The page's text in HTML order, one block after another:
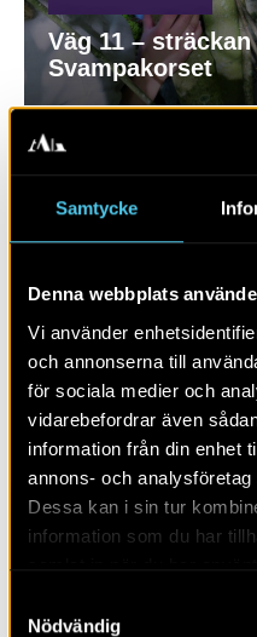
Samtycke
Denna webbplats
Vi använder
och annonserna till
för sociala medier och
vidarebefordrar även
information från din enhet
annons- och
Dessa kan i sin tur
information som du har
Nödvändig
Väg 11 –
Svampakorset
RAPPORT 2019:10
Bytomt och